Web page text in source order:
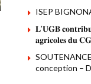
ISEP
𝐋’𝐔𝐆𝐁
𝐚𝐠𝐫𝐢𝐜𝐨𝐥𝐞𝐬 𝐝𝐮
conception –